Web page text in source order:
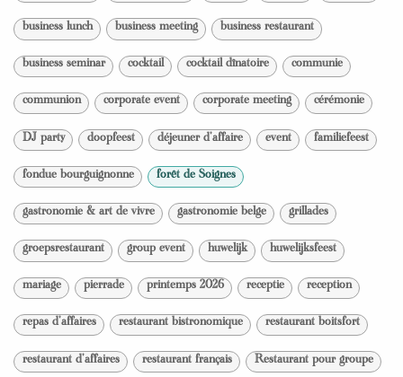
business lunch business meeting business restaurant
business seminar cocktail cocktail dînatoire communie
communion corporate event corporate meeting cérémonie
DJ party doopfeest déjeuner d'affaire event familiefeest
fondue bourguignonne forêt de Soignes
gastronomie & art de vivre gastronomie belge grillades
groepsrestaurant group event huwelijk huwelijksfeest
mariage pierrade printemps 2026 receptie reception
repas d'affaires restaurant bistronomique restaurant boitsfort
restaurant d'affaires restaurant français Restaurant pour groupe